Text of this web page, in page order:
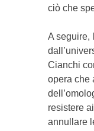
ciò che
A seguire,
Cianchi
opera che
resistere
annullare